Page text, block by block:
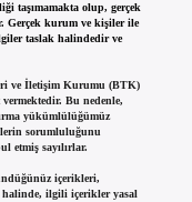
taşımamakta olup, gerçek
Gerçek kurum ve kişiler ile
taslak halindedir ve
ve İletişim Kurumu (BTK)
vermektedir. Bu nedenle,
yükümlülüğümüz
sorumluluğunu
etmiş sayılırlar.
içerikleri,
ilgili içerikler yasal